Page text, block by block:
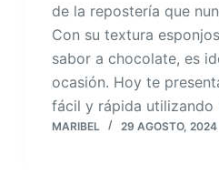
de la repostería que
Con su textura
sabor a chocolate, es
ocasión. Hoy te
fácil y rápida utilizando
MARIBEL 29 AGOSTO, 2024